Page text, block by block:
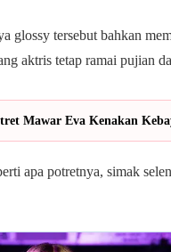
glossy tersebut bahkan
aktris tetap ramai pujian
Mawar Eva Kenakan
apa potretnya, simak